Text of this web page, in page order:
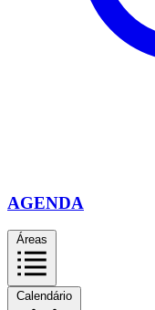
AGENDA
Áreas
Calendário